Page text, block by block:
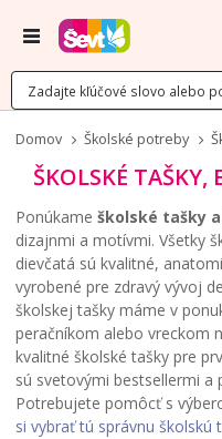
Menu
Domov Školské potreby
ŠKOLSKÉ TAŠKY,
Ponúkame školské tašky
dizajnmi a motívmi. Všetky
dievčatá sú kvalitné,
vyrobené pre zdravý vývoj
školskej tašky máme v
peračníkom alebo vreckom
kvalitné školské tašky pre
sú svetovými bestsellermi a
Potrebujete pomôcť s
si vybrať tú správnu školskú